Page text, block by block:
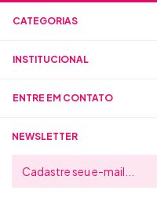
CATEGORIAS
INSTITUCIONAL
ENTRE EM CONTATO
NEWSLETTER